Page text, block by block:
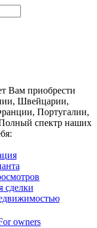
Вам приобрести
Швейцарии,
Португалии,
спектр наших
сделки
owners